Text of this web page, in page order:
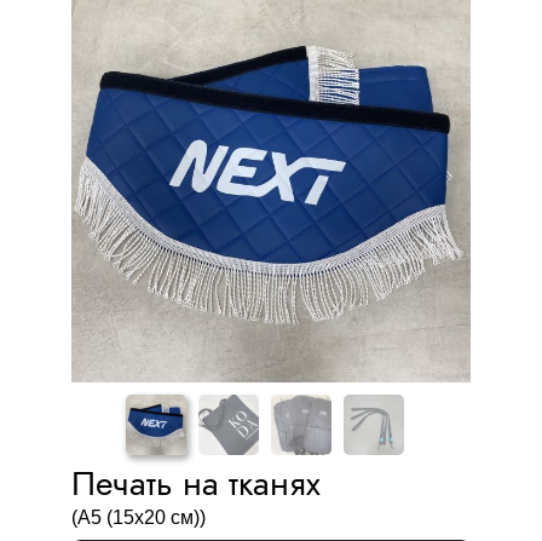
Печать на тканях
(А5 (15х20 см))